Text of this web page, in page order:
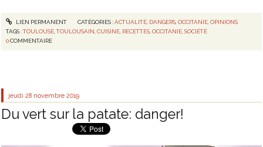
LIEN PERMANENT CATÉGORIES :ACTUALITÉ, DANGERS, OCCITANIE, OPINIONS
TAGS :TOULOUSE,TOULOUSAIN,CUISINE, RECETTES,OCCITANIE,SOCIÉTÉ
0COMMENTAIRE
jeudi 28 novembre 2019
Du vert sur la patate: danger!